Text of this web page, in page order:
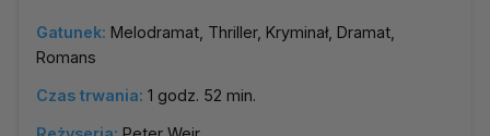
Gatunek: Melodramat, Thriller, Kryminał, Dramat,
Romans
Czas trwania: 1 godz. 52 min.